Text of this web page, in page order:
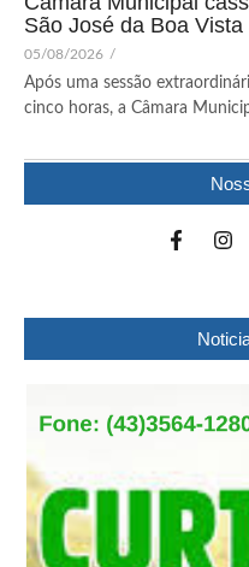
São José da Boa
05/08/2026 /
Após uma sessão
cinco horas, a Câmara